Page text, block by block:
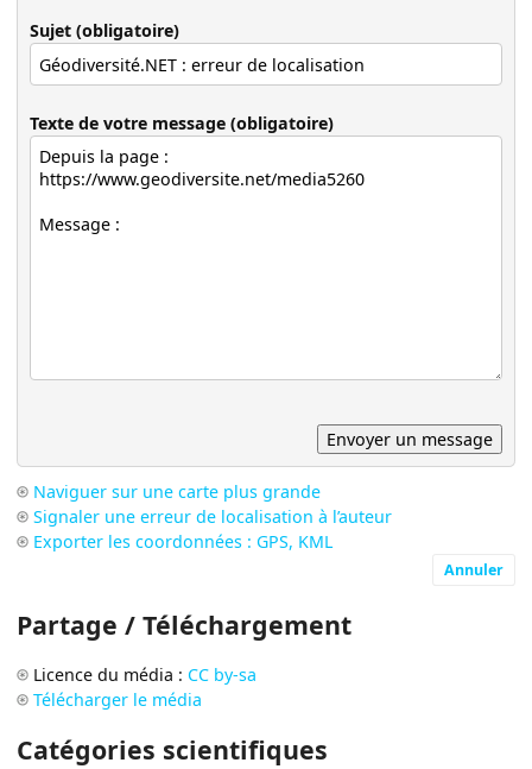
Sujet (obligatoire)
Texte de votre message (obligatoire)
Naviguer sur une carte plus grande
Signaler une erreur de localisation à l’auteur
Exporter les coordonnées : GPS, KML
Annuler
Partage / Téléchargement
Licence du média : CC by-sa
Télécharger le média
Catégories scientifiques